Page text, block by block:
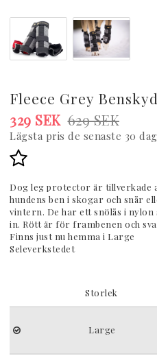
Fleece Grey
629 SEK
329 SEK
Lägsta pris de senaste 30
Lägg till i
Dog leg protector är tillverkade
hundens ben i skogar och snår
vintern. De har ett snölås i
in. Rött är för frambenen och
Finns just nu hemma i Large
Seleverkstedet
Storlek
Large